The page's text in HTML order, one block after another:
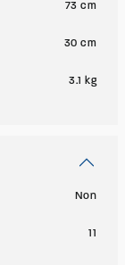
73 cm
30 cm
3.1 kg
Non
11